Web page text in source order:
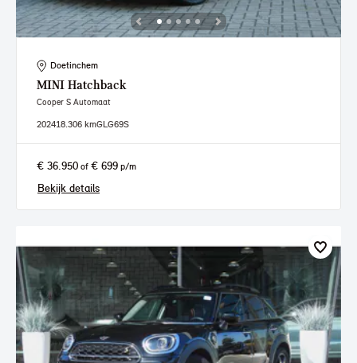
Doetinchem
MINI Hatchback
Cooper S Automaat
202418.306 kmGLG69S
€ 36.950 of € 699 p/m
Bekijk details